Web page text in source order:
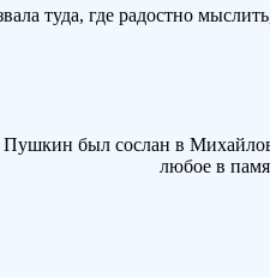
туда, где радостно
был сослан в
любое в